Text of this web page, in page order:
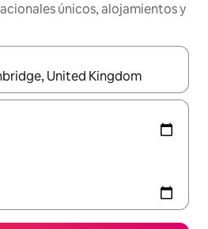
únicos, alojamientos y
disponibles, navega con las